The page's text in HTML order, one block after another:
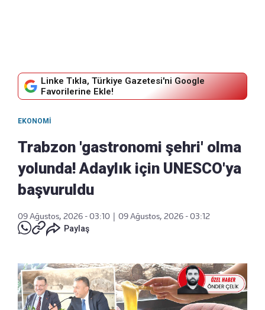
Linke Tıkla, Türkiye Gazetesi'ni Google
Favorilerine Ekle!
EKONOMI
Trabzon 'gastronomi şehri' olma
yolunda! Adaylık için UNESCO'ya
başvuruldu
09 Ağustos, 2026 - 03:10
09 Ağustos, 2026 - 03:12
Paylaş